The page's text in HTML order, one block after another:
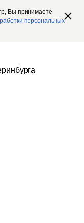
Вы принимаете
персональных